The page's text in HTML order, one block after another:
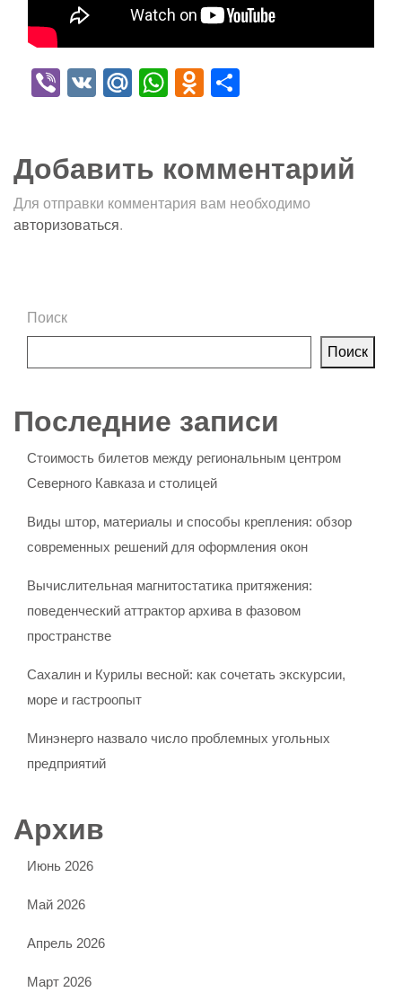
Viber
VK Mail.Ru
WhatsApp
Odnoklassniki
Добавить комментарий
Для отправки комментария вам необходимо
авторизоваться.
Поиск
Поиск
Последние записи
Стоимость билетов между региональным центром
Северного Кавказа и столицей
Виды штор, материалы и способы крепления: обзор
современных решений для оформления окон
Вычислительная магнитостатика притяжения:
поведенческий аттрактор архива в фазовом
пространстве
Сахалин и Курилы весной: как сочетать экскурсии,
море и гастроопыт
Минэнерго назвало число проблемных угольных
предприятий
Архив
Июнь 2026
Май 2026
Апрель 2026
Март 2026